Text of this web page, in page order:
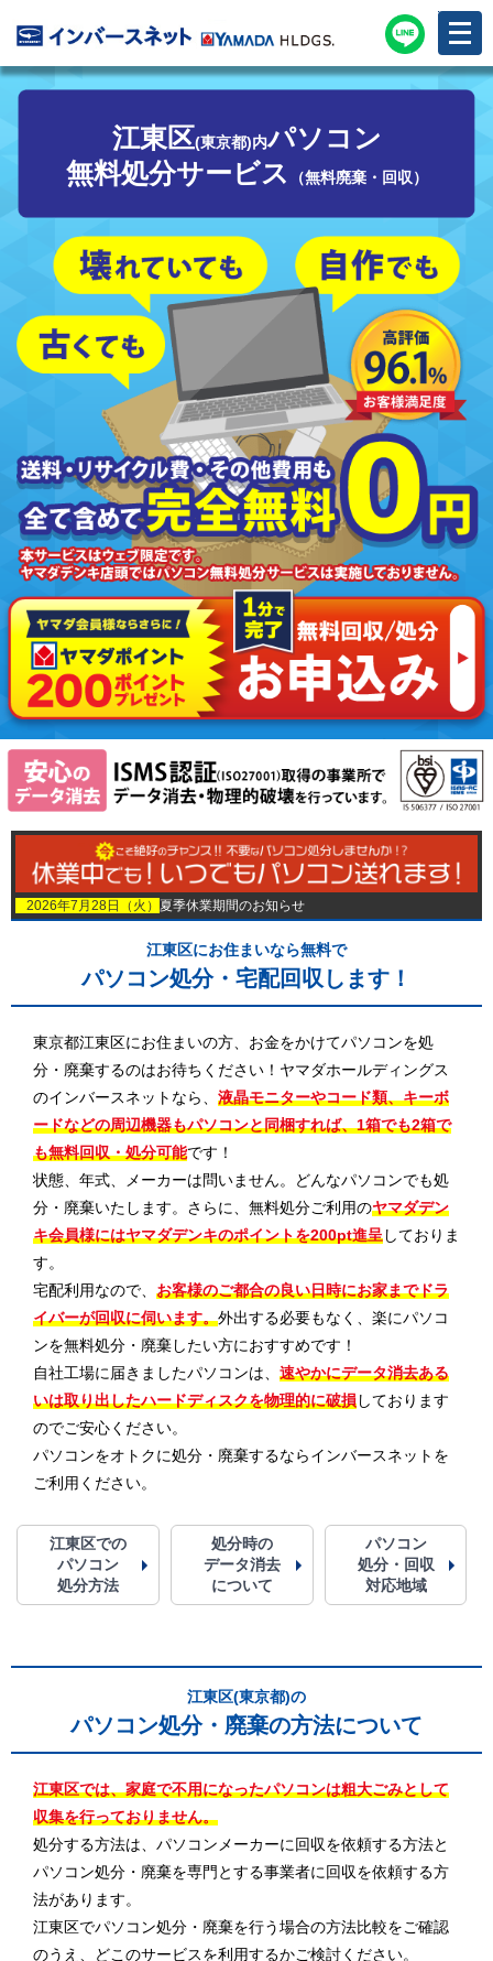
江東区(東京都)内パソコン
無料処分サービス
（無料廃棄・回収）
メ
ニ
ュ
ー
を
2026年7月28日（火） 夏季休業期間のお知らせ
江東区にお住まいなら無料で
パソコン処分・宅配回収します！
東京都江東区にお住まいの方、お金をかけてパソコンを処
分・廃棄するのはお待ちください！ヤマダホールディングス
のインバースネットなら、 液晶モニターやコード類、キーボ
ードなどの周辺機器もパソコンと同梱すれば、1箱でも2箱で
も無料回収・処分可能です！
状態、年式、メーカーは問いません。どんなパソコンでも処
分・廃棄いたします。さらに、無料処分ご利用のヤマダデン
キ会員様にはヤマダデンキのポイントを200pt進呈しておりま
す。
宅配利用なので、 お客様のご都合の良い日時にお家までドラ
イバーが回収に伺います。外出する必要もなく、楽にパソコ
ンを無料処分・廃棄したい方におすすめです！
自社工場に届きましたパソコンは、 速やかにデータ消去ある
いは取り出したハードディスクを物理的に破損しております
のでご安心ください。
パソコンをオトクに処分・廃棄するならインバースネットを
ご利用ください。
江東区での
パソコン
処分方法
処分時の
データ消去
について
パソコン
処分・回収
対応地域
江東区(東京都)の
パソコン処分・廃棄の方法について
江東区では、家庭で不用になったパソコンは粗大ごみとして
収集を行っておりません。
処分する方法は、パソコンメーカーに回収を依頼する方法と
パソコン処分・廃棄を専門とする事業者に回収を依頼する方
法があります。
江東区でパソコン処分・廃棄を行う場合の方法比較をご確認
のうえ、どこのサービスを利用するかご検討ください。